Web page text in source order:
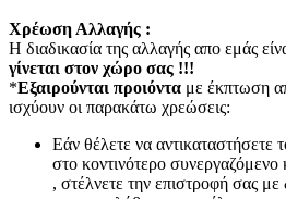
Χρέωση Αλλαγής :
Η διαδικασία της αλλαγής απο εμάς
γίνεται στον χώρο σας !!!
*Εξαιρούνται προιόντα με έκπτωση
ισχύουν οι παρακάτω χρεώσεις:
Εάν θέλετε να αντικαταστήσετε
στο κοντινότερο
, στέλνετε την επιστροφή σας